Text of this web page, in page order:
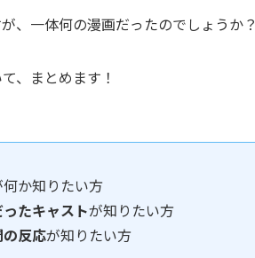
、一体何の漫画だったのでしょうか？
、まとめます！
か知りたい方
たキャストが知りたい方
反応が知りたい方